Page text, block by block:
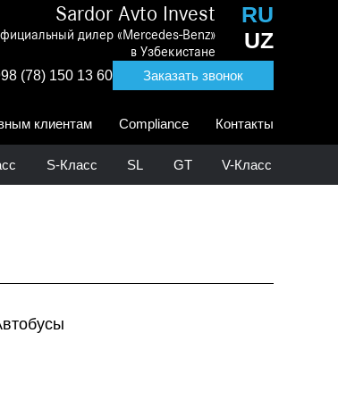
Sardor Avto Invest
дилер «Mercedes-Benz»
в Узбекистане
(78) 150 13 60 Заказать звонок
RU
UZ
клиентам Compliance Контакты
S-Класс SL GT V-Класс